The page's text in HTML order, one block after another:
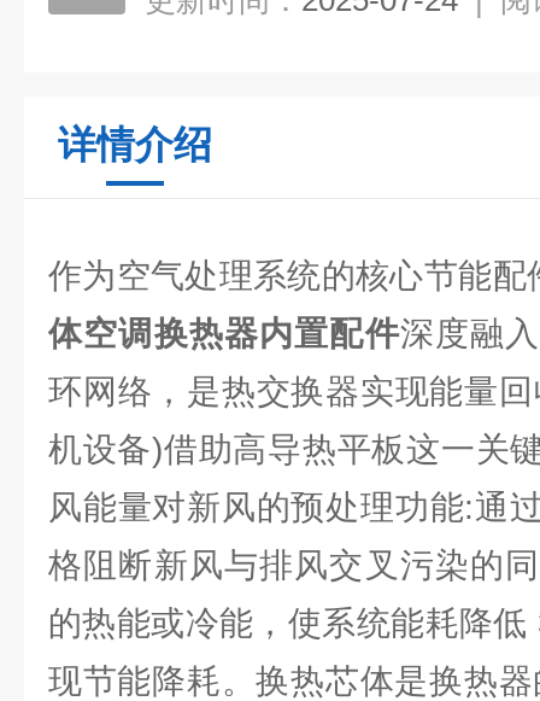
详情介绍
作为空气处理系统的核心节能配
体空调换热器内置配件深度融
环网络，是热交换器实现能量
机设备)借助高导热平板这一关
风能量对新风的预处理功能:通
格阻断新风与排风交叉污染的
的热能或冷能，使系统能耗降
现节能降耗。换热芯体是换热